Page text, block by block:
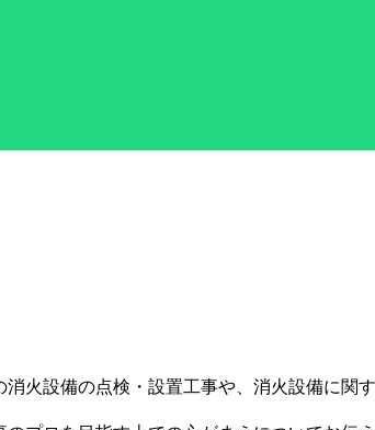
火設備の点検・設置工事や、消火設備に関